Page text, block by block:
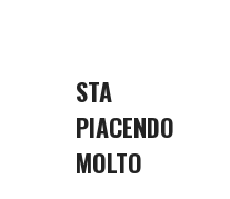
STA
PIACENDO
MOLTO